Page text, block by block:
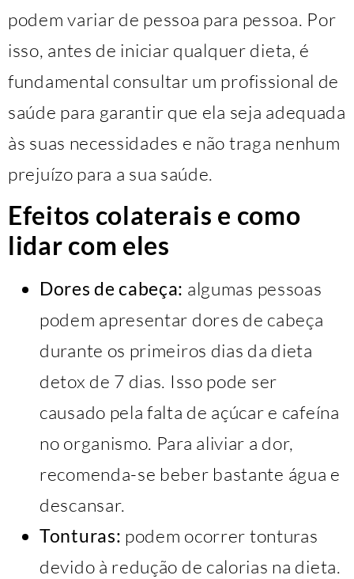
podem variar de pessoa para pessoa. Por
isso, antes de iniciar qualquer dieta, é
fundamental consultar um profissional de
saúde para garantir que ela seja adequada
às suas necessidades e não traga nenhum
prejuízo para a sua saúde.
Efeitos colaterais e como
lidar com eles
Dores de cabeça: algumas pessoas
podem apresentar dores de cabeça
durante os primeiros dias da dieta
detox de 7 dias. Isso pode ser
causado pela falta de açúcar e cafeína
no organismo. Para aliviar a dor,
recomenda-se beber bastante água e
descansar.
Tonturas: podem ocorrer tonturas
devido à redução de calorias na dieta.